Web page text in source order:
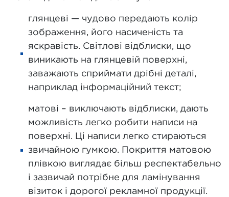
глянцеві — чудово передають колір
зображення, його насиченість та
яскравість. Світлові відблиски, що
виникають на глянцевій поверхні,
заважають сприймати дрібні деталі,
наприклад інформаційний текст;
матові – виключають відблиски, дають
можливість легко робити написи на
поверхні. Ці написи легко стираються
звичайною гумкою. Покриття матовою
плівкою виглядає більш респектабельно
і зазвичай потрібне для ламінування
візиток і дорогої рекламної продукції.